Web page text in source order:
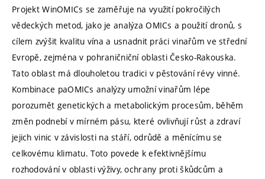
Projekt WinOMICs se zaměřuje na využití pokročilých
vědeckých metod, jako je analýza OMICs a použití dronů, s
cílem zvýšit kvalitu vína a usnadnit práci vinařům ve střední
Evropě, zejména v pohraničniční oblasti Česko-Rakouska.
Tato oblast má dlouholetou tradici v pěstování révy vinné.
Kombinace paOMICs analýzy umožní vinařům lépe
porozumět genetických a metabolickým procesům, běhěm
změn podnebí v mírném pásu, které ovlivňují růst a zdraví
jejich vinic v závislosti na stáří, odrůdě a měnícímu se
celkovému klimatu. Toto povede k efektivnějšímu
rozhodování v oblasti výživy, ochrany proti škůdcům a